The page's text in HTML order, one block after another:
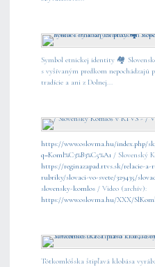
Symbol etnickej identity 🏘️
s vyšívaným predkom nepochádzajú
tradície a ani z Dolnej...
https://www.oslovma.hu/index.php/
q=Koml%C3%B3%C5%A1 / Slovenský
https://reginazapad.rtvs.sk/relacie-
rubriky/slovaci-vo-svete/329435/
slovensky-komlos / Video (archív):
https://www.oslovma.hu/XXX/
Tótkomlóšska štipľavá klobása